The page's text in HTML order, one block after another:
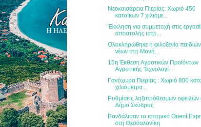
Νεοκαισάρεια Πιερίας: Χωριό 450
κατοίκων 7 χιλιόμε...
Έκκληση για συμμετοχή στις
αποστολής ιατρ...
Ολοκληρώθηκε η φιλοξενία παιδιών
νέων στη Μονή...
15η Έκθεση Αγροτικών Προϊόντων
Αγροτικής Τεχνολογί...
Γανόχωρα Πιερίας : Χωριό 800
χιλιόμετρα...
Ρυθμίσεις ληξιπρόθεσμων οφειλών
Δήμο Σκύδρας
Βανδάλισαν το ιστορικό Orient
στη Θεσσαλονίκη